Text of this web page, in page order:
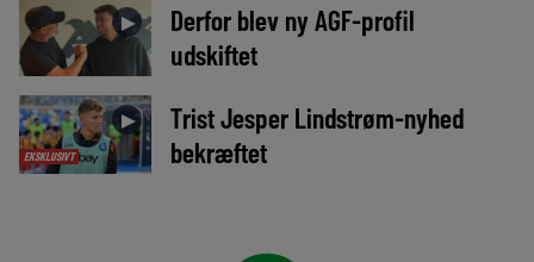
►
Derfor blev ny AGF-profil
udskiftet
EKSKLUSIVT
►
Trist Jesper Lindstrøm-nyhed
bekræftet